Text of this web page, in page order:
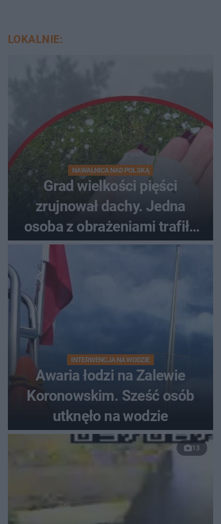
LOKALNIE:
NAWAŁNICA NAD POLSKĄ
Grad wielkości pięści
zrujnował dachy. Jedna
osoba z obrażeniami trafiła
do szpitala
INTERWENCJA NA WODZIE
Awaria łodzi na Zalewie
Koronowskim. Sześć osób
utknęło na wodzie
13